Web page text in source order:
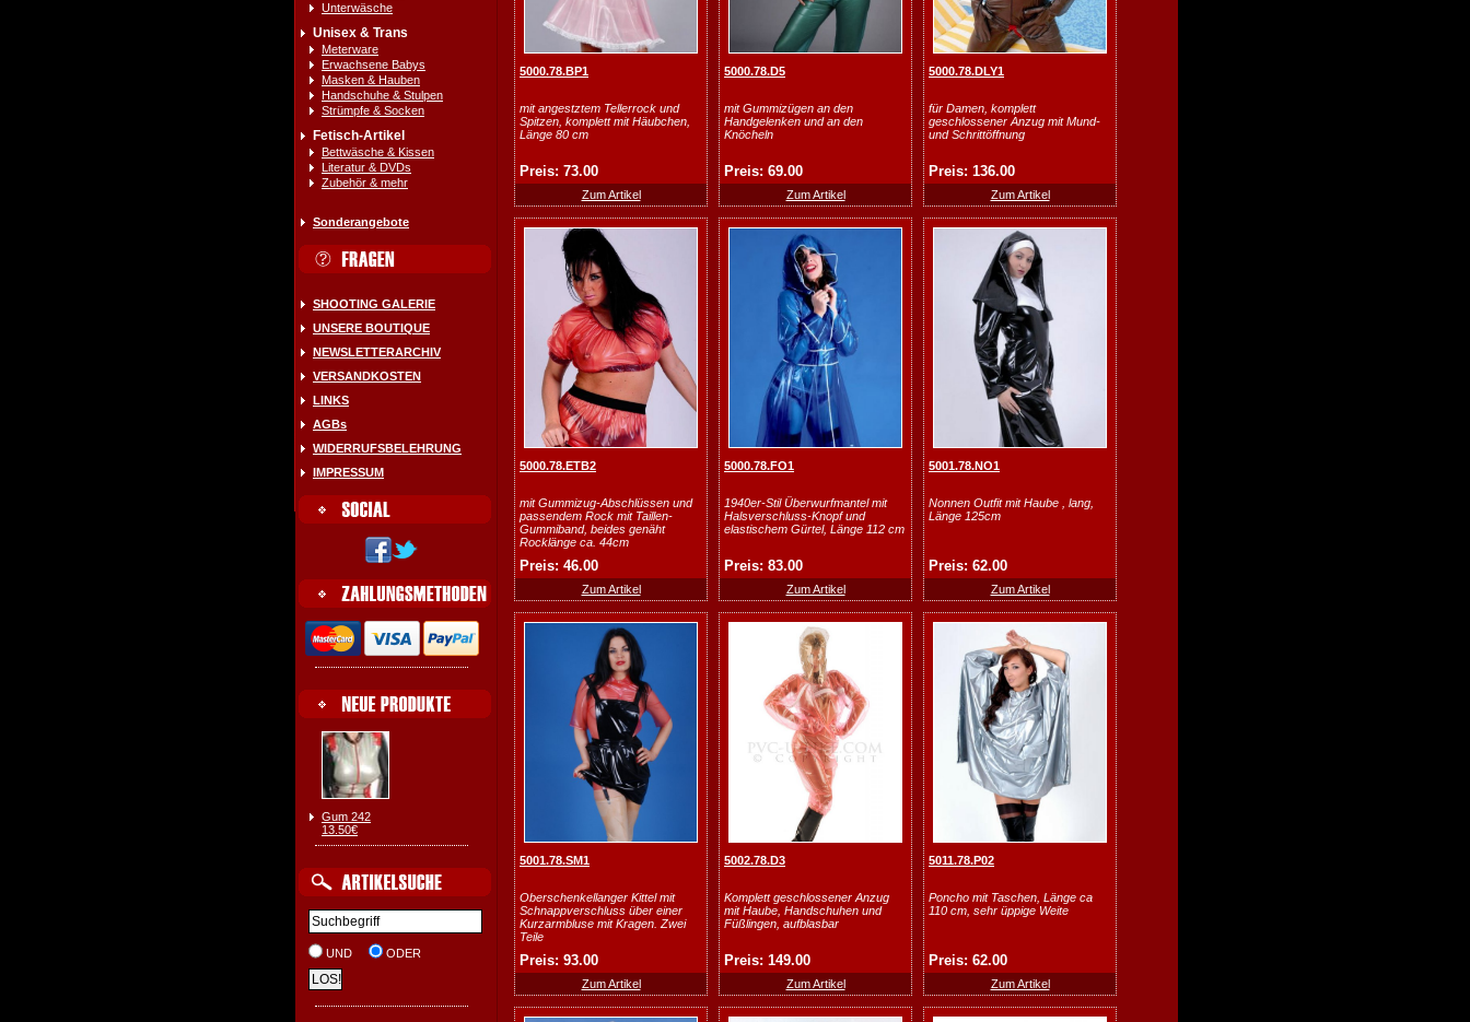
Unterwäsche
Unisex & Trans
Meterware
Erwachsene Babys
Masken & Hauben
Handschuhe & Stulpen
Strümpfe & Socken
Fetisch-Artikel
Bettwäsche & Kissen
Literatur & DVDs
Zubehör & mehr
Sonderangebote
SHOOTING GALERIE
UNSERE BOUTIQUE
NEWSLETTERARCHIV
VERSANDKOSTEN
LINKS
AGBs
WIDERRUFSBELEHRUNG
IMPRESSUM
Gum 242
13.50€
UND ODER
5000.78.BP1
mit angestztem Tellerrock und
Spitzen, komplett mit Häubchen,
Länge 80 cm
Preis: 73.00
Zum Artikel
5000.78.D5
mit Gummizügen an den
Handgelenken und an den
Knöcheln
Preis: 69.00
Zum Artikel
5000.78.DLY1
für Damen, komplett
geschlossener Anzug mit Mund-
und Schrittöffnung
Preis: 136.00
Zum Artikel
5000.78.ETB2
mit Gummizug-Abschlüssen und
passendem Rock mit Taillen-
Gummiband, beides genäht
Rocklänge ca. 44cm
Preis: 46.00
Zum Artikel
5000.78.FO1
1940er-Stil Überwurfmantel mit
Halsverschluss-Knopf und
elastischem Gürtel, Länge 112 cm
Preis: 83.00
Zum Artikel
5001.78.NO1
Nonnen Outfit mit Haube , lang,
Länge 125cm
Preis: 62.00
Zum Artikel
5001.78.SM1
Oberschenkellanger Kittel mit
Schnappverschluss über einer
Kurzarmbluse mit Kragen. Zwei
Teile
Preis: 93.00
Zum Artikel
5002.78.D3
Komplett geschlossener Anzug
mit Haube, Handschuhen und
Füßlingen, aufblasbar
Preis: 149.00
Zum Artikel
5011.78.P02
Poncho mit Taschen, Länge ca
110 cm, sehr üppige Weite
Preis: 62.00
Zum Artikel